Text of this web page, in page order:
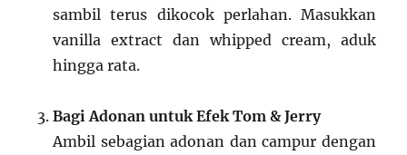
sambil terus dikocok perlahan. Masukkan
vanilla extract dan whipped cream, aduk
hingga rata.
Bagi Adonan untuk Efek Tom & Jerry
Ambil sebagian adonan dan campur dengan